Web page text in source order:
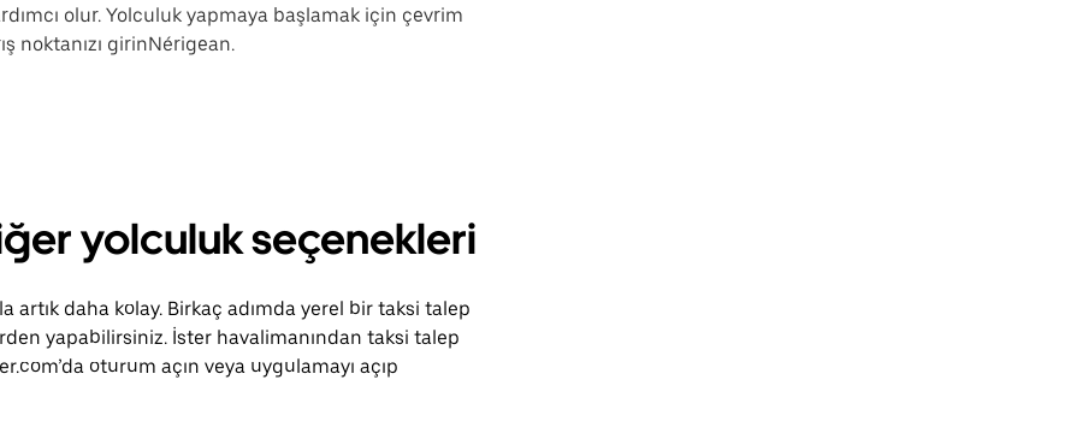
olur. Yolculuk yapmaya başlamak için çevrim
noktanızı girinNérigean.
yolculuk seçenekleri
daha kolay. Birkaç adımda yerel bir taksi talep
yapabilirsiniz. İster havalimanından taksi talep
oturum açın veya uygulamayı açıp